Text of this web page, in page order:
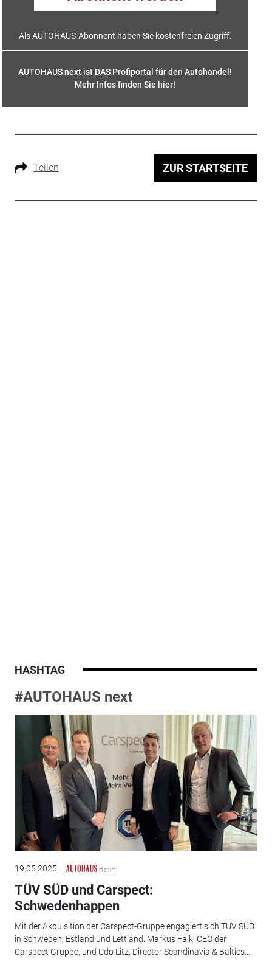
Als AUTOHAUS-Abonnent haben Sie kostenfreien Zugriff.
AUTOHAUS next ist DAS Profiportal für den Autohandel!
Mehr Infos finden Sie hier!
Teilen ZUR STARTSEITE
HASHTAG
#AUTOHAUS next
19.05.2025
TÜV SÜD und Carspect:
Schwedenhappen
Mit der Akquisition der Carspect-Gruppe engagiert sich TÜV SÜD
in Schweden, Estland und Lettland. Markus Falk, CEO der
Carspect Gruppe, und Udo Litz, Director Scandinavia & Baltics...